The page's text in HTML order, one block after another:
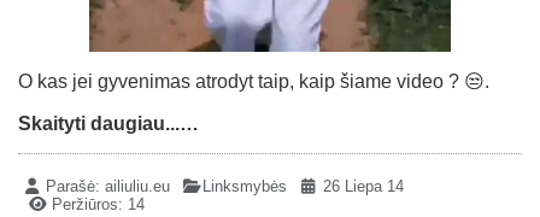
O kas jei gyvenimas atrodyt taip, kaip šiame video ? 😒.
Skaityti daugiau...…
Parašė:ailiuliu.eu Linksmybės
26 Liepa 14
Peržiūros: 14